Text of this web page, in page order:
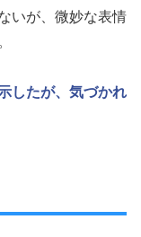
いが、微妙な表情
したが、気づかれ